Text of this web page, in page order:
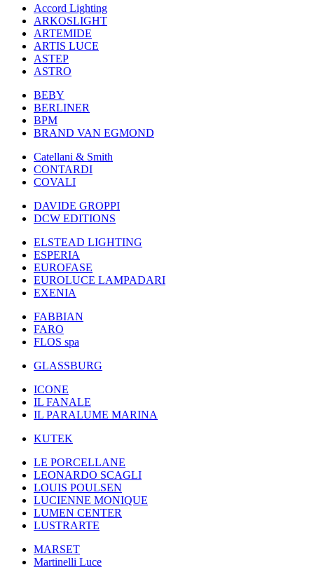
Accord Lighting
ARKOSLIGHT
ARTEMIDE
ARTIS LUCE
ASTEP
ASTRO
BEBY
BERLINER
BPM
BRAND VAN EGMOND
Catellani & Smith
CONTARDI
COVALI
DAVIDE GROPPI
DCW EDITIONS
ELSTEAD LIGHTING
ESPERIA
EUROFASE
EUROLUCE LAMPADARI
EXENIA
FABBIAN
FARO
FLOS spa
GLASSBURG
ICONE
IL FANALE
IL PARALUME MARINA
KUTEK
LE PORCELLANE
LEONARDO SCAGLI
LOUIS POULSEN
LUCIENNE MONIQUE
LUMEN CENTER
LUSTRARTE
MARSET
Martinelli Luce